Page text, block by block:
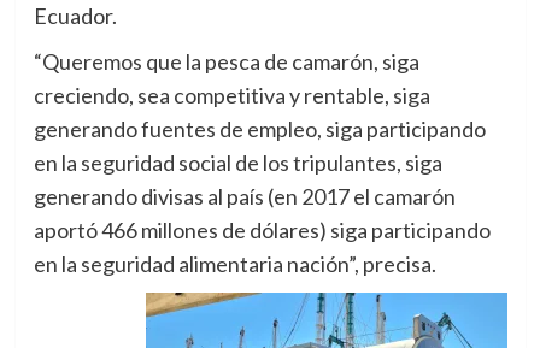
Ecuador.
“Queremos que la pesca de camarón, siga
creciendo, sea competitiva y rentable, siga
generando fuentes de empleo, siga participando
en la seguridad social de los tripulantes, siga
generando divisas al país (en 2017 el camarón
aportó 466 millones de dólares) siga participando
en la seguridad alimentaria nación”, precisa.